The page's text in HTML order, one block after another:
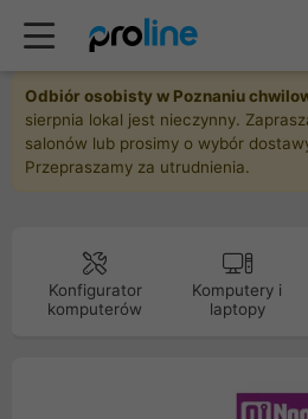
Odbiór osobisty w Poznaniu
sierpnia lokal jest nieczynny.
salonów lub prosimy o wybór
Przepraszamy za utrudnienia.
Konfigurator
komputerów
Komputery i
laptopy